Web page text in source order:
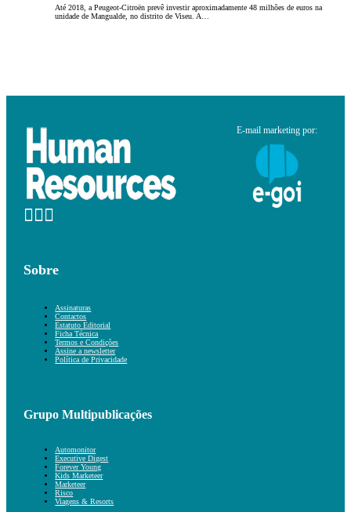
Até 2018, a Peugeot-Citroën prevê investir aproximadamente 48 milhões de euros na
unidade de Mangualde, no distrito de Viseu. A…
E-mail marketing por:
Sobre
Assinaturas
Contactos
Estatuto Editorial
Ficha Técnica
Termos e Condições
Assine a newsletter
Política de Privacidade
Grupo Multipublicações
Automonitor
Executive Digest
Forever Young
Kids Marketeer
Marketeer
Risco
Viagens & Resorts